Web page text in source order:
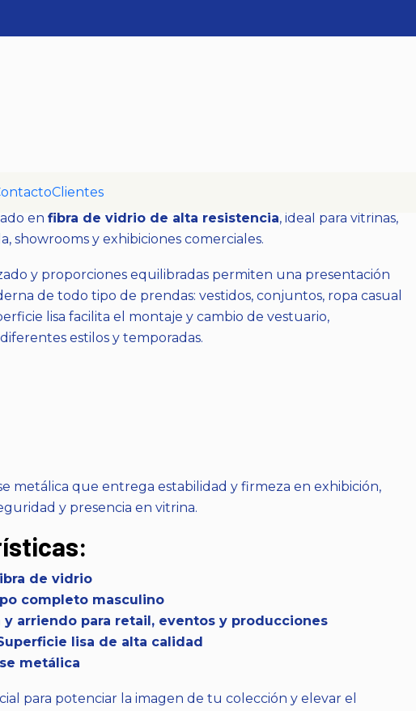
Clientes
Hombre
Semi-Difuso Hombre
de ubicaciones
de cuerpo completo y
en fibra de vidrio de alta resistencia, ideal para vitrinas,
showrooms y exhibiciones comerciales.
y proporciones equilibradas permiten una presentación
de todo tipo de prendas: vestidos, conjuntos, ropa casual
lisa facilita el montaje y cambio de vestuario,
estilos y temporadas.
metálica que entrega estabilidad y firmeza en exhibición,
y presencia en vitrina.
de vidrio
completo masculino
y arriendo para retail, eventos y producciones
lisa de alta calidad
metálica
para potenciar la imagen de tu colección y elevar el